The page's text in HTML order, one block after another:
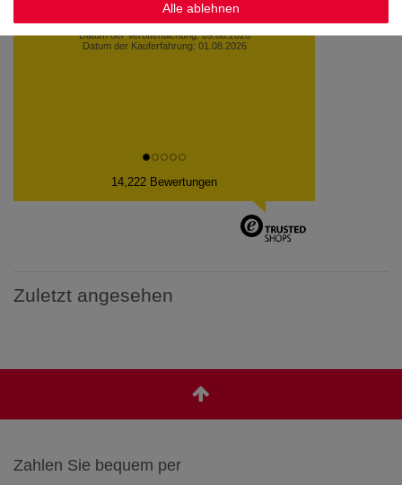
Schnelle Lieferung alles top. Gerne wieder!
Datum der Veröffentlichung: 09.08.2026
Datum der Kauferfahrung: 01.08.2026
14,222 Bewertungen
Zuletzt angesehen
Zahlen Sie bequem per
Alle ablehnen